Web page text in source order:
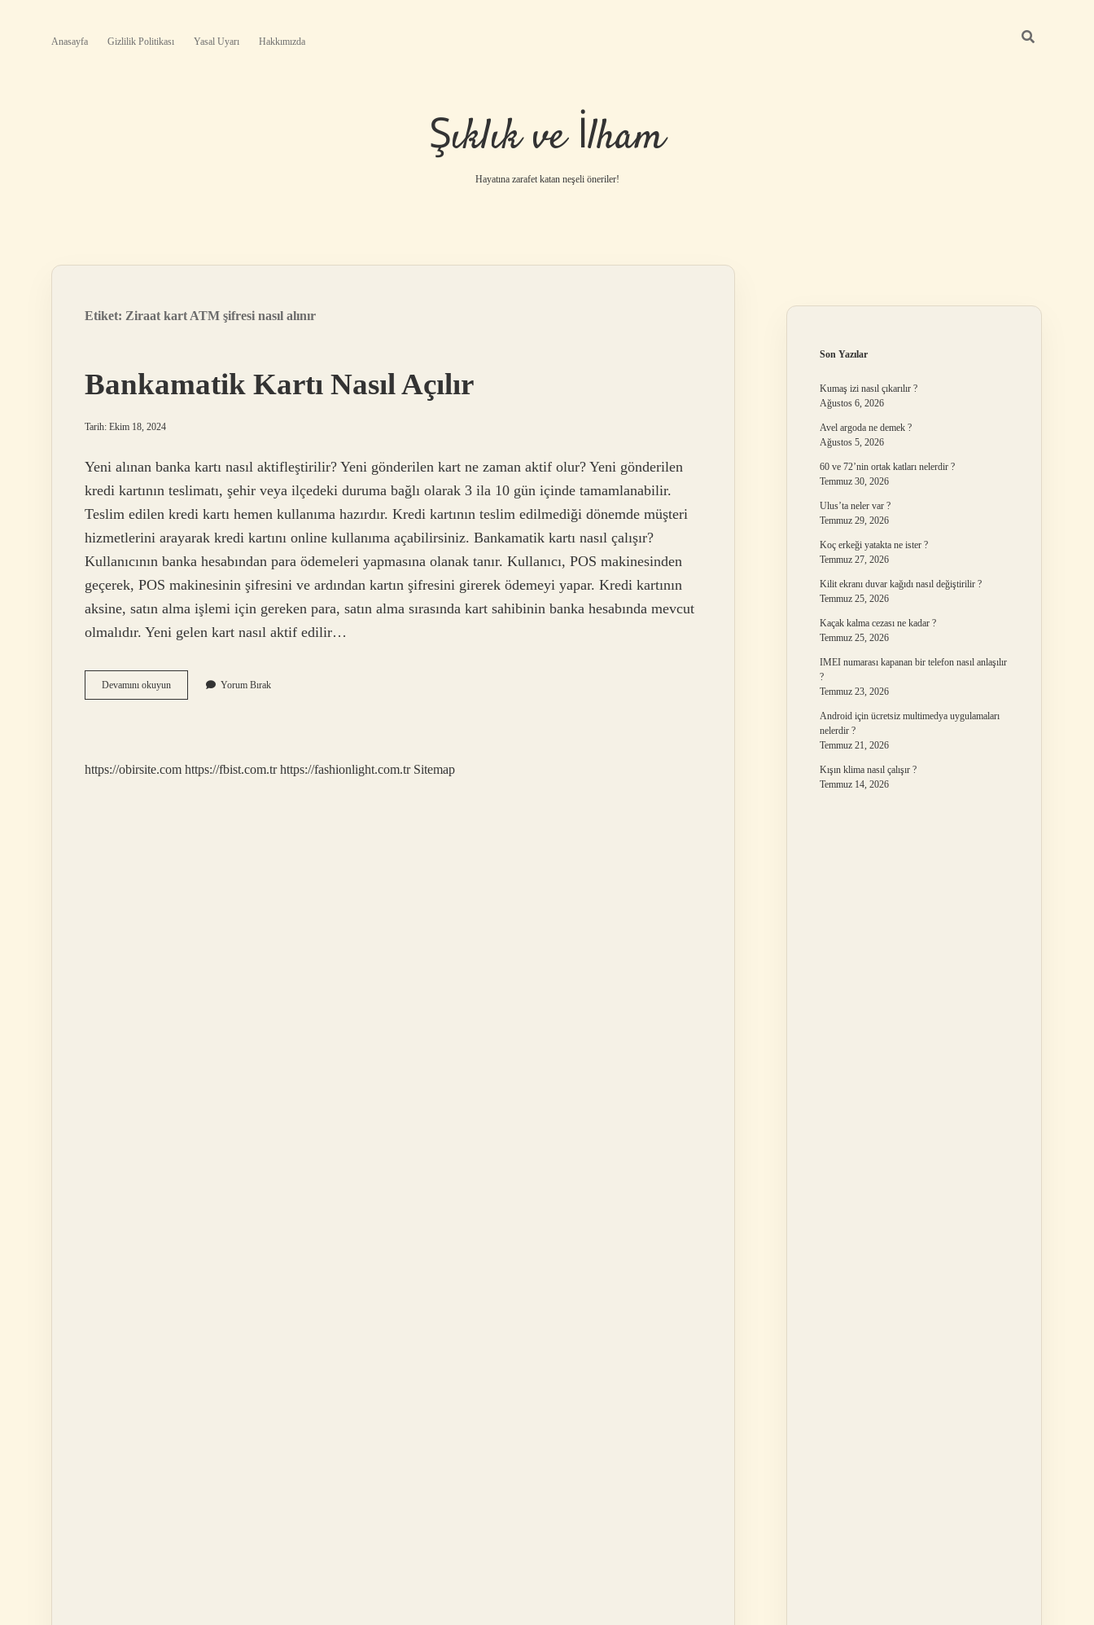
Anasayfa Gizlilik Politikası Yasal Uyarı Hakkımızda
Şıklık ve İlham
Hayatına zarafet katan neşeli öneriler!
Etiket: Ziraat kart ATM şifresi nasıl alınır
Bankamatik Kartı Nasıl Açılır
Tarih: Ekim 18, 2024
Yeni alınan banka kartı nasıl aktifleştirilir? Yeni gönderilen kart ne zaman aktif olur? Yeni gönderilen
kredi kartının teslimatı, şehir veya ilçedeki duruma bağlı olarak 3 ila 10 gün içinde tamamlanabilir.
Teslim edilen kredi kartı hemen kullanıma hazırdır. Kredi kartının teslim edilmediği dönemde müşteri
hizmetlerini arayarak kredi kartını online kullanıma açabilirsiniz. Bankamatik kartı nasıl çalışır?
Kullanıcının banka hesabından para ödemeleri yapmasına olanak tanır. Kullanıcı, POS makinesinden
geçerek, POS makinesinin şifresini ve ardından kartın şifresini girerek ödemeyi yapar. Kredi kartının
aksine, satın alma işlemi için gereken para, satın alma sırasında kart sahibinin banka hesabında mevcut
olmalıdır. Yeni gelen kart nasıl aktif edilir…
Devamını okuyunBankamatik
Kartı
Yorum Bırak
https://obirsite.com https://fbist.com.tr https://fashionlight.com.tr Sitemap
Son Yazılar
Kumaş izi nasıl çıkarılır ?
Ağustos 6, 2026
Avel argoda ne demek ?
Ağustos 5, 2026
60 ve 72’nin ortak katları nelerdir ?
Temmuz 30, 2026
Ulus’ta neler var ?
Temmuz 29, 2026
Koç erkeği yatakta ne ister ?
Temmuz 27, 2026
Kilit ekranı duvar kağıdı nasıl değiştirilir ?
Temmuz 25, 2026
Kaçak kalma cezası ne kadar ?
Temmuz 25, 2026
IMEI numarası kapanan bir telefon nasıl anlaşılır
?
Temmuz 23, 2026
Android için ücretsiz multimedya uygulamaları
nelerdir ?
Temmuz 21, 2026
Kışın klima nasıl çalışır ?
Temmuz 14, 2026